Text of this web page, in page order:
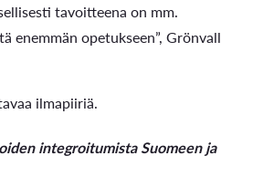
tavoitteena on mm.
enemmän opetukseen”, Grönvall
ilmapiiriä.
integroitumista Suomeen ja